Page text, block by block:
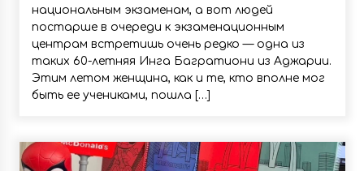
национальным экзаменам, а вот людей
постарше в очереди к экзаменационным
центрам встретишь очень редко — одна из
таких 60-летняя Инга Багратиони из Аджарии.
Этим летом женщина, как и те, кто вполне мог
быть ее учениками, пошла […]